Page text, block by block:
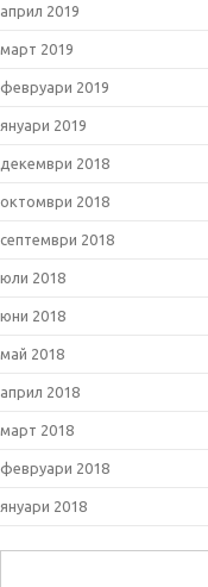
април 2019
март 2019
февруари 2019
януари 2019
декември 2018
октомври 2018
септември 2018
юли 2018
юни 2018
май 2018
април 2018
март 2018
февруари 2018
януари 2018